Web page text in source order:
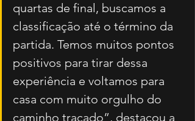
quartas de final, buscamos a
classificação até o término da
partida. Temos muitos pontos
positivos para tirar dessa
experiência e voltamos para
casa com muito orgulho do
caminho traçado”, destacou a